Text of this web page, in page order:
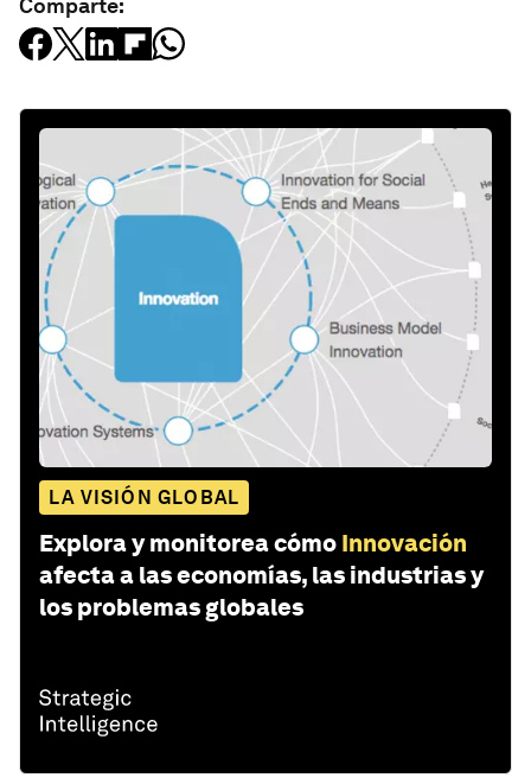
Comparte:
LA VISIÓN GLOBAL
Explora y monitorea cómo Innovación
afecta a las economías, las industrias y
los problemas globales